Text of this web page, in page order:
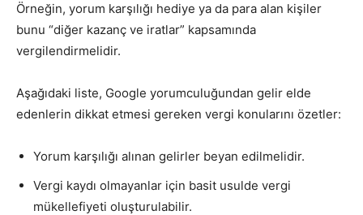
Örneğin, yorum karşılığı hediye ya da para alan kişiler
bunu “diğer kazanç ve iratlar” kapsamında
vergilendirmelidir.
Aşağıdaki liste, Google yorumculuğundan gelir elde
edenlerin dikkat etmesi gereken vergi konularını özetler:
Yorum karşılığı alınan gelirler beyan edilmelidir.
Vergi kaydı olmayanlar için basit usulde vergi
mükellefiyeti oluşturulabilir.